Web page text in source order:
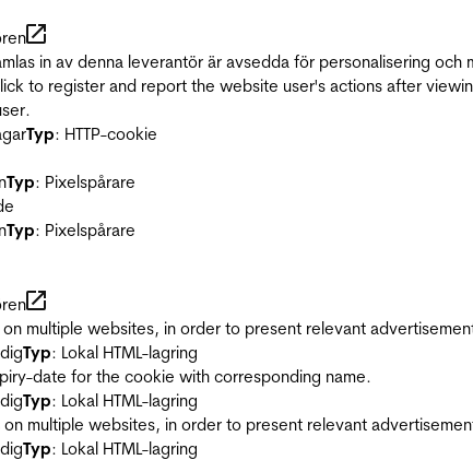
in av denna leverantör är avsedda för personalisering
to register and report the website user's actions after
Typ: HTTP-cookie
Typ: Pixelspårare
Typ: Pixelspårare
multiple websites, in order to present relevant
Typ: Lokal HTML-lagring
date for the cookie with corresponding name.
Typ: Lokal HTML-lagring
multiple websites, in order to present relevant
Typ: Lokal HTML-lagring